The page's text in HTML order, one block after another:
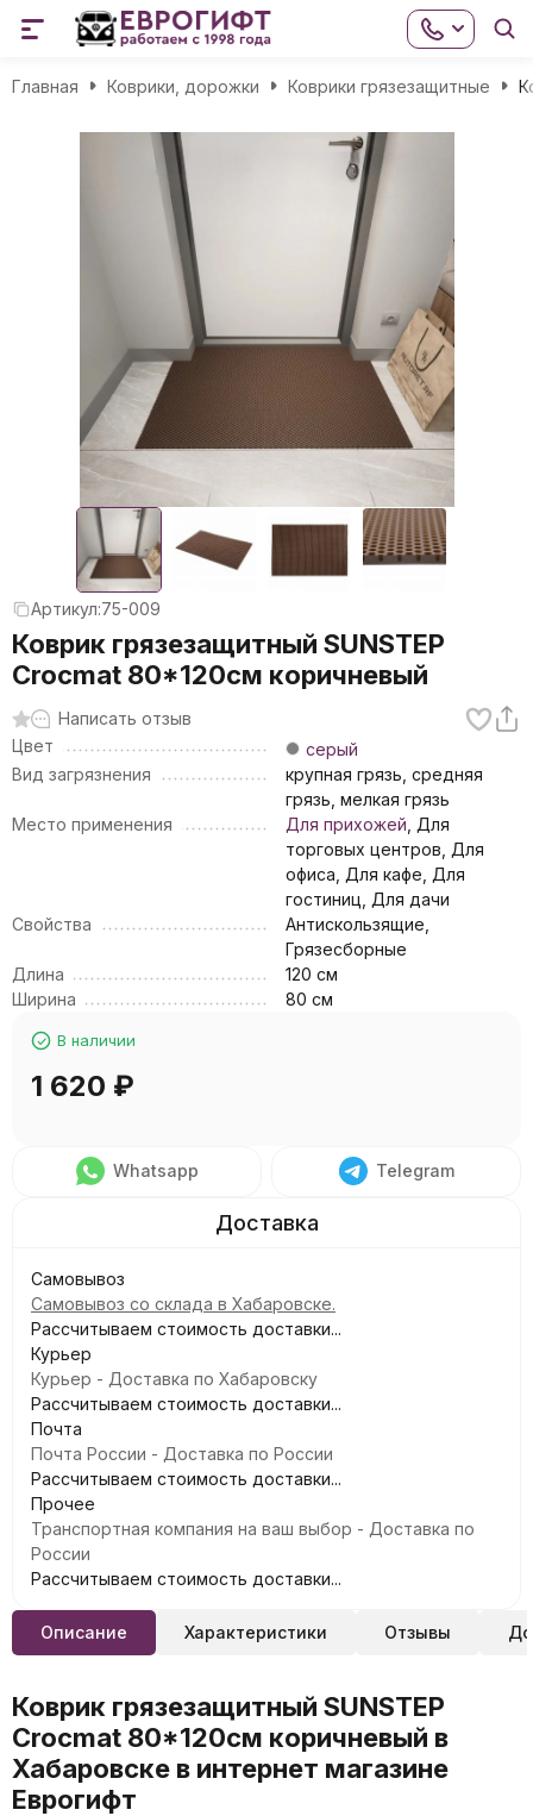
Главная Коврики, дорожки Коврики грязезащитные
Артикул:75-009
Коврик грязезащитный SUNSTEP
Crocmat 80*120см коричневый
Написать отзыв
Цвет
серый
Вид загрязнения
крупная грязь, средняя
грязь, мелкая грязь
Место применения
Для прихожей , Для
торговых центров, Для
офиса, Для кафе, Для
гостиниц, Для дачи
Свойства
Антискользящие,
Грязесборные
Длина
120 см
Ширина
80 см
В наличии
1 620 ₽
Whatsapp Telegram
Самовывоз
Самовывоз со склада в Хабаровске.
Рассчитываем стоимость доставки...
Курьер
Курьер - Доставка по Хабаровску
Рассчитываем стоимость доставки...
Почта
Почта России - Доставка по России
Рассчитываем стоимость доставки...
Прочее
Транспортная компания на ваш выбор - Доставка по
России
Рассчитываем стоимость доставки...
Описание Характеристики Отзывы
Коврик грязезащитный SUNSTEP
Crocmat 80*120см коричневый в
Хабаровске в интернет магазине
Еврогифт